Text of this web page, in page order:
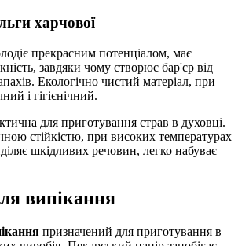
харчової
прекрасним потенціалом, має
завдяки чому створює бар'єр від
Екологічно чистий матеріал, при
і гігієнічний.
для приготування страв в духовці.
стійкістю, при високих температурах
шкідливих речовин, легко набуває
випікання
призначений для приготування в